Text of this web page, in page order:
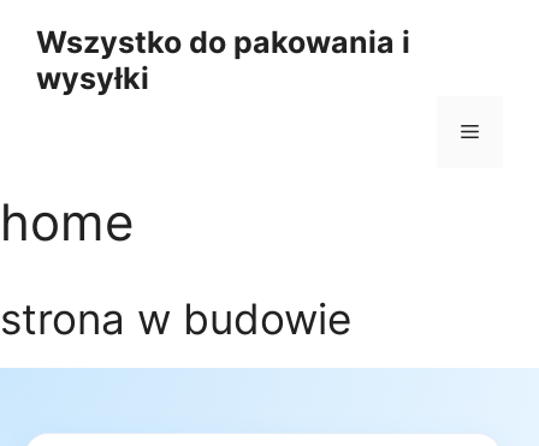
treści
Wszystko do pakowania i
wysyłki
Menu
home
strona w budowie